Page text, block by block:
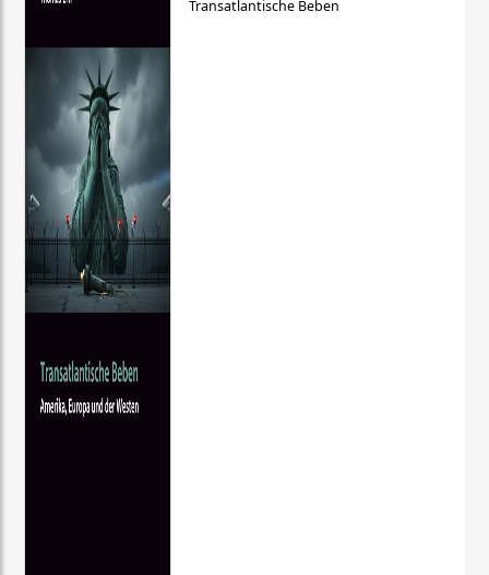
Transatlantische Beben